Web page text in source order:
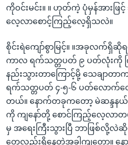
ကိုဝင်းမင်း။ ။ ဟုတ်ကဲ့ ပုံမှန်အားဖ
လေ့လာစောင့်ကြည့်လေ့ရှိသလဲ။
စိုင်းရဲကျော်စွာမြင့်။ ။အခုလက်ရှိဆို
ကာလ ရက်သတ္တပတ် ၉ ပတ်လုံးကို
နည်းသွားတာကြောင့်မို့ သေချာတ
ရက်သတ္တပတ် ၄-၅-၆ ပတ်လောက်တ
တယ်။ နောက်တခုကတော့ မဲဆန္ဒနယ်
ကို ကျနော်တို့ စောင်ကြည့်လေ့လာတ
မှ အရေးကြီးသွားပြီ ဘာဖြစ်လို့လဲဆိုတ
တွေလည်းရှိနေတဲ့အခါကျတော့။ န